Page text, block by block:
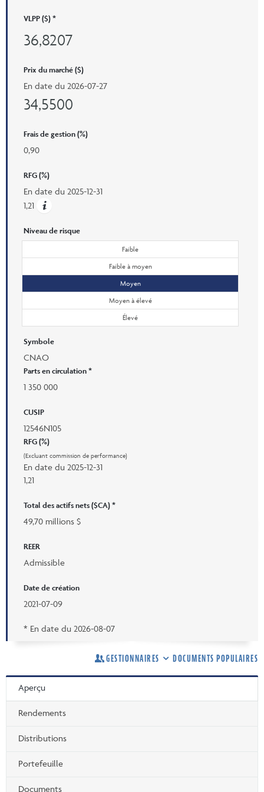
VLPP ($) *
36,8207
Prix ​​du marché ($)
En date du 2026-07-27
34,5500
Frais de gestion (%)
0,90
RFG (%)
En date du 2025-12-31
1,21
Niveau de risque
Faible
Faible à moyen
Moyen
Moyen à élevé
Élevé
Symbole
CNAO
Parts en circulation *
1 350 000
CUSIP
12546N105
RFG (%)
(Excluant commission de performance)
En date du 2025-12-31
1,21
Total des actifs nets ($CA) *
49,70 millions $
REER
Admissible
Date de création
2021-07-09
* En date du 2026-08-07
GESTIONNAIRES DOCUMENTS POPULAIRES
Aperçu
Rendements
Distributions
Portefeuille
Documents